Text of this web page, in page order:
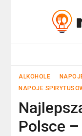
ALKOHOLE
NAPOJE
Polsce